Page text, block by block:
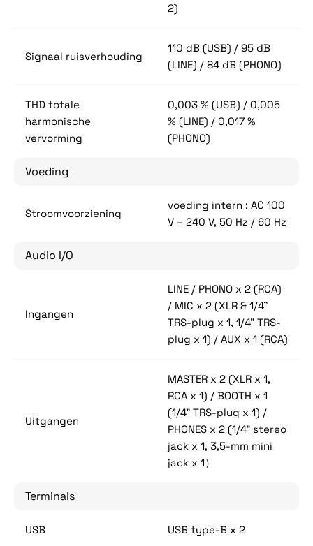
2)
Signaal ruisverhouding
110 dB (USB) / 95 dB
(LINE) / 84 dB (PHONO)
THD totale
harmonische
vervorming
0,003 % (USB) / 0,005
% (LINE) / 0,017 %
(PHONO)
Voeding
Stroomvoorziening
voeding intern : AC 100
V – 240 V, 50 Hz / 60 Hz
Audio I/O
Ingangen
LINE / PHONO x 2 (RCA)
/ MIC x 2 (XLR & 1/4"
TRS-plug x 1, 1/4" TRS-
plug x 1) / AUX x 1 (RCA)
Uitgangen
MASTER x 2 (XLR x 1,
RCA x 1) / BOOTH x 1
(1/4" TRS-plug x 1) /
PHONES x 2 (1/4" stereo
jack x 1, 3,5-mm mini
jack x 1）
Terminals
USB USB type-B x 2